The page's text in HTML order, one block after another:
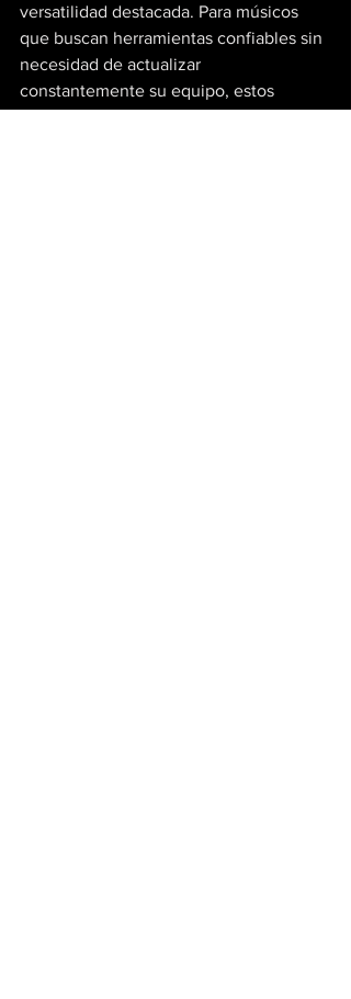
versatilidad destacada. Para músicos
que buscan herramientas confiables sin
necesidad de actualizar
constantemente su equipo, estos